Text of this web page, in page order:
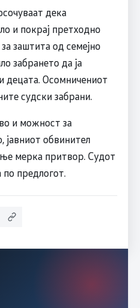
дека
и покрај претходно
заштита од семејно
забрането да ја
децата. Осомничениот
судски забрани.
и можност за
јавниот обвинител
мерка притвор. Судот
предлогот.